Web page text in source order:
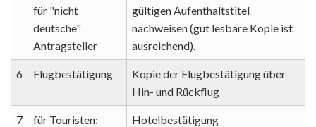
für "nicht
deutsche"
Antragsteller
gültigen Aufenthaltstitel
nachweisen (gut lesbare Kopie ist
ausreichend).
6 Flugbestätigung
Kopie der Flugbestätigung über
Hin- und Rückflug
7 für Touristen: Hotelbestätigung